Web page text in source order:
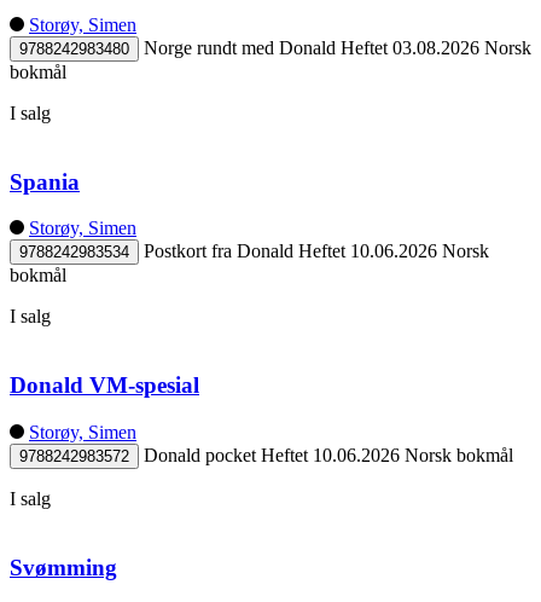
Storøy, Simen
9788242983480 Norge rundt med Donald Heftet 03.08.2026 Norsk
bokmål
I salg
Spania
Storøy, Simen
9788242983534 Postkort fra Donald Heftet 10.06.2026 Norsk
bokmål
I salg
Donald VM-spesial
Storøy, Simen
9788242983572 Donald pocket Heftet 10.06.2026 Norsk bokmål
I salg
Svømming